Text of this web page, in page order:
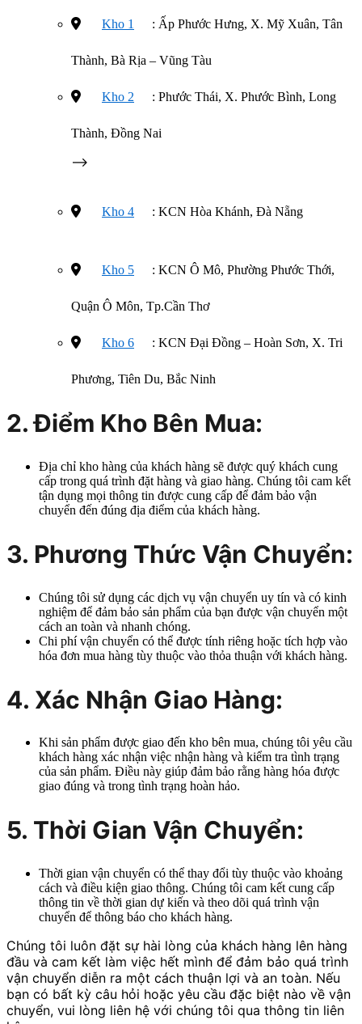
Kho 1 : Ấp Phước Hưng, X. Mỹ Xuân, Tân
Thành, Bà Rịa – Vũng Tàu
Kho 2 : Phước Thái, X. Phước Bình, Long
Thành, Đồng Nai
–>
Kho 4 : KCN Hòa Khánh, Đà Nẵng
Kho 5 : KCN Ô Mô, Phường Phước Thới,
Quận Ô Môn, Tp.Cần Thơ
Kho 6 : KCN Đại Đồng – Hoàn Sơn, X. Tri
Phương, Tiên Du, Bắc Ninh
2. Điểm Kho Bên Mua:
Địa chỉ kho hàng của khách hàng sẽ được quý khách cung
cấp trong quá trình đặt hàng và giao hàng. Chúng tôi cam kết
tận dụng mọi thông tin được cung cấp để đảm bảo vận
chuyển đến đúng địa điểm của khách hàng.
3. Phương Thức Vận Chuyển:
Chúng tôi sử dụng các dịch vụ vận chuyển uy tín và có kinh
nghiệm để đảm bảo sản phẩm của bạn được vận chuyển một
cách an toàn và nhanh chóng.
Chi phí vận chuyển có thể được tính riêng hoặc tích hợp vào
hóa đơn mua hàng tùy thuộc vào thỏa thuận với khách hàng.
4. Xác Nhận Giao Hàng:
Khi sản phẩm được giao đến kho bên mua, chúng tôi yêu cầu
khách hàng xác nhận việc nhận hàng và kiểm tra tình trạng
của sản phẩm. Điều này giúp đảm bảo rằng hàng hóa được
giao đúng và trong tình trạng hoàn hảo.
5. Thời Gian Vận Chuyển:
Thời gian vận chuyển có thể thay đổi tùy thuộc vào khoảng
cách và điều kiện giao thông. Chúng tôi cam kết cung cấp
thông tin về thời gian dự kiến và theo dõi quá trình vận
chuyển để thông báo cho khách hàng.
Chúng tôi luôn đặt sự hài lòng của khách hàng lên hàng
đầu và cam kết làm việc hết mình để đảm bảo quá trình
vận chuyển diễn ra một cách thuận lợi và an toàn. Nếu
bạn có bất kỳ câu hỏi hoặc yêu cầu đặc biệt nào về vận
chuyển, vui lòng liên hệ với chúng tôi qua thông tin liên